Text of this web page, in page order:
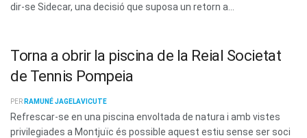
dir-se Sidecar, una decisió que suposa un retorn a...
Torna a obrir la piscina de la Reial Societat
de Tennis Pompeia
PER RAMUNÉ JAGELAVICUTE
Refrescar-se en una piscina envoltada de natura i amb vistes
privilegiades a Montjuïc és possible aquest estiu sense ser soci